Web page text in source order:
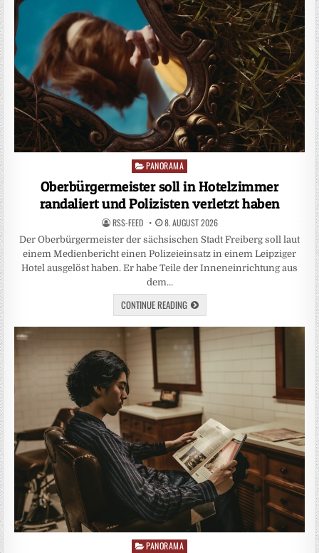
Posted
in
PANORAMA
Oberbürgermeister soll in Hotelzimmer
randaliert und Polizisten verletzt haben
RSS-FEED 8. AUGUST 2026
Der Oberbürgermeister der sächsischen Stadt Freiberg soll laut
einem Medienbericht einen Polizeieinsatz in einem Leipziger
Hotel ausgelöst haben. Er habe Teile der Inneneinrichtung aus
dem…
CONTINUE READING
Posted
PANORAMA